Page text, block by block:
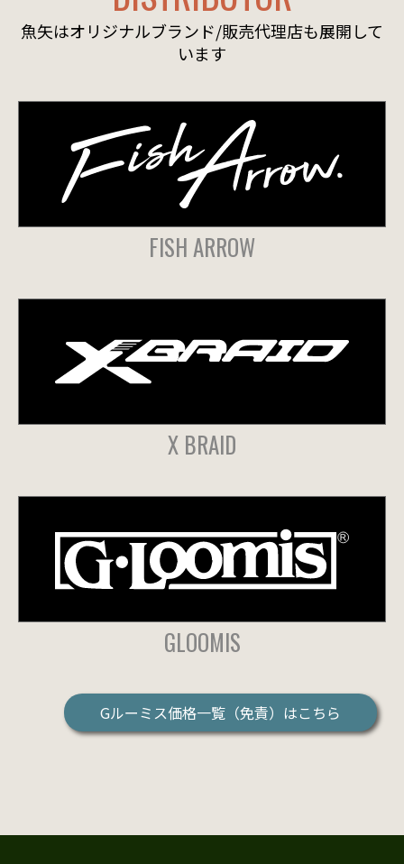
魚矢はオリジナルブランド/販売代理店も展開して
います
FISH ARROW
X BRAID
GLOOMIS
Gルーミス価格一覧（免責）はこちら